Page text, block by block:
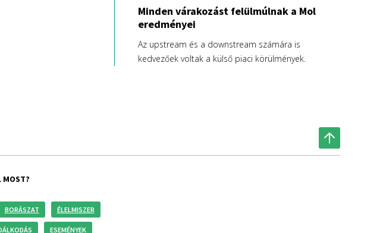
Minden várakozást felülmúlnak a Mol
eredményei
Az upstream és a downstream számára is
kedvezőek voltak a külső piaci körülmények.
MOST?
BORÁSZAT ÉLELMISZER
ESEMÉNYEK